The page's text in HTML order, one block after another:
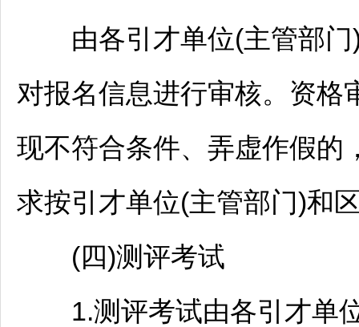
由各引才单位(主管部门)
对报名信息进行审核。资格
现不符合条件、弄虚作假的
求按引才单位(主管部门)和
(四)测评考试
1.测评考试由各引才单位